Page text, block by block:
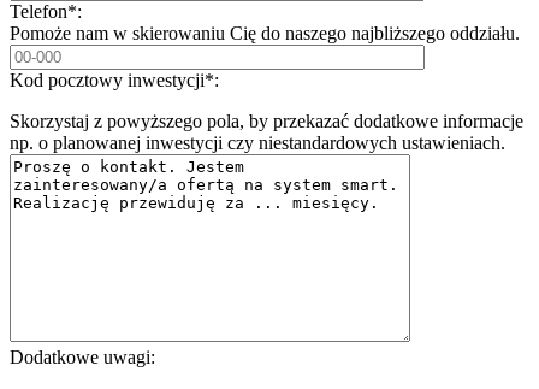
Telefon*:
Pomoże nam w skierowaniu Cię do naszego najbliższego oddziału.
Kod pocztowy inwestycji*:
Skorzystaj z powyższego pola, by przekazać dodatkowe informacje
np. o planowanej inwestycji czy niestandardowych ustawieniach.
Dodatkowe uwagi: